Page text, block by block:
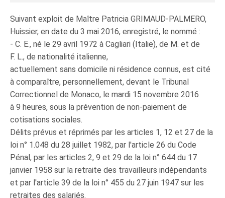
Suivant exploit de Maître Patricia GRIMAUD-PALMERO,
Huissier, en date du 3 mai 2016, enregistré, le nommé :
- C. E., né le 29 avril 1972 à Cagliari (Italie), de M. et de
F. L., de nationalité italienne,
actuellement sans domicile ni résidence connus, est cité
à comparaître, personnellement, devant le Tribunal
Correctionnel de Monaco, le mardi 15 novembre 2016
à 9 heures, sous la prévention de non-paiement de
cotisations sociales.
Délits prévus et réprimés par les articles 1, 12 et 27 de la
loi n° 1.048 du 28 juillet 1982, par l'article 26 du Code
Pénal, par les articles 2, 9 et 29 de la loi n° 644 du 17
janvier 1958 sur la retraite des travailleurs indépendants
et par l'article 39 de la loi n° 455 du 27 juin 1947 sur les
retraites des salariés.